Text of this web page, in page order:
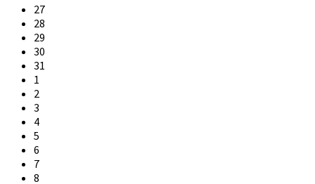
Skip
calendar
days
27
28
29
30
31
1
2
3
4
5
6
7
8